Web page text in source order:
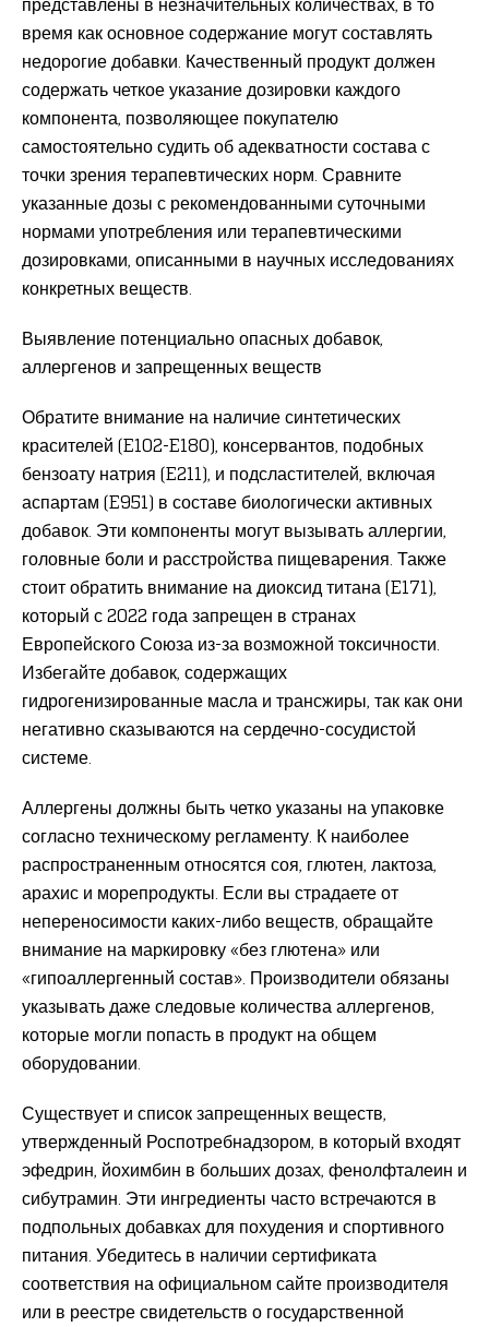
время как основное содержание могут составлять
недорогие добавки. Качественный продукт должен
содержать четкое указание дозировки каждого
компонента, позволяющее покупателю
самостоятельно судить об адекватности состава с
точки зрения терапевтических норм. Сравните
указанные дозы с рекомендованными суточными
нормами употребления или терапевтическими
дозировками, описанными в научных исследованиях
конкретных веществ.
Выявление потенциально опасных добавок,
аллергенов и запрещенных веществ
Обратите внимание на наличие синтетических
красителей (E102-E180), консервантов, подобных
бензоату натрия (E211), и подсластителей, включая
аспартам (E951) в составе биологически активных
добавок. Эти компоненты могут вызывать аллергии,
головные боли и расстройства пищеварения. Также
стоит обратить внимание на диоксид титана (E171),
который с 2022 года запрещен в странах
Европейского Союза из-за возможной токсичности.
Избегайте добавок, содержащих
гидрогенизированные масла и трансжиры, так как они
негативно сказываются на сердечно-сосудистой
системе.
Аллергены должны быть четко указаны на упаковке
согласно техническому регламенту. К наиболее
распространенным относятся соя, глютен, лактоза,
арахис и морепродукты. Если вы страдаете от
непереносимости каких-либо веществ, обращайте
внимание на маркировку «без глютена» или
«гипоаллергенный состав». Производители обязаны
указывать даже следовые количества аллергенов,
которые могли попасть в продукт на общем
оборудовании.
Существует и список запрещенных веществ,
утвержденный Роспотребнадзором, в который входят
эфедрин, йохимбин в больших дозах, фенолфталеин и
сибутрамин. Эти ингредиенты часто встречаются в
подпольных добавках для похудения и спортивного
питания. Убедитесь в наличии сертификата
соответствия на официальном сайте производителя
или в реестре свидетельств о государственной